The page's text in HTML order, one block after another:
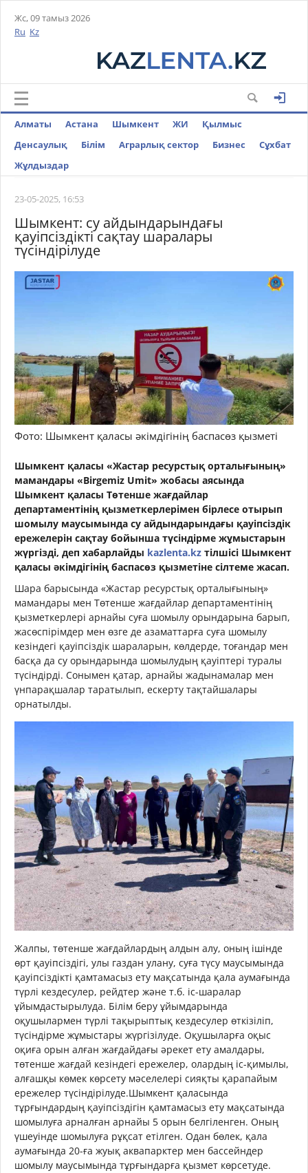
Жс, 09 тамыз 2026
Ru Kz
Алматы Астана Шымкент ЖИ
Қылмыс
Денсаулық
Білім Аграрлық сектор Бизнес
Cұхбат
Жұлдыздар
23-05-2025, 16:53
Шымкент: су айдындарындағы
қауіпсіздікті сақтау шаралары
түсіндірілуде
Фото: Шымкент қаласы әкімдігінің баспасөз қызметі
Шымкент қаласы «Жастар ресурстық орталығының»
мамандары «Birgemiz Umit» жобасы аясында
Шымкент қаласы Төтенше жағдайлар
департаментінің қызметкерлерімен бірлесе отырып
шомылу маусымында су айдындарындағы қауіпсіздік
ережелерін сақтау бойынша түсіндірме жұмыстарын
жүргізді, деп хабарлайды kazlenta.kz тілшісі Шымкент
қаласы әкімдігінің баспасөз қызметіне сілтеме жасап.
Шара барысында «Жастар ресурстық орталығының»
мамандары мен Төтенше жағдайлар департаментінің
қызметкерлері арнайы суға шомылу орындарына барып,
жасөспірімдер мен өзге де азаматтарға суға шомылу
кезіндегі қауіпсіздік шараларын, көлдерде, тоғандар мен
басқа да су орындарында шомылудың қауіптері туралы
түсіндірді. Сонымен қатар, арнайы жадынамалар мен
үнпарақшалар таратылып, ескерту тақтайшалары
орнатылды.
Жалпы, төтенше жағдайлардың алдын алу, оның ішінде
өрт қауіпсіздігі, улы газдан улану, суға түсу маусымында
қауіпсіздікті қамтамасыз ету мақсатында қала аумағында
түрлі кездесулер, рейдтер және т.б. іс-шаралар
ұйымдастырылуда. Білім беру ұйымдарында
оқушылармен түрлі тақырыптық кездесулер өткізіліп,
түсіндірме жұмыстары жүргізілуде. Оқушыларға оқыс
оқиға орын алған жағдайдағы әрекет ету амалдары,
төтенше жағдай кезіндегі ережелер, олардың іс-қимылы,
алғашқы көмек көрсету мәселелері сияқты қарапайым
ережелер түсіндірілуде.Шымкент қаласында
тұрғындардың қауіпсіздігін қамтамасыз ету мақсатында
шомылуға арналған арнайы 5 орын белгіленген. Оның
үшеуінде шомылуға рұқсат етілген. Одан бөлек, қала
аумағында 20-ға жуық аквапарктер мен бассейндер
шомылу маусымында тұрғындарға қызмет көрсетуде.